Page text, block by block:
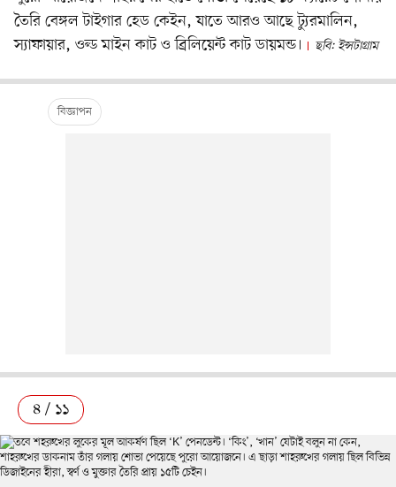
তৈরি বেঙ্গল টাইগার হেড কেইন, যাতে আরও আছে ট্যুরমালিন,
স্যাফায়ার, ওল্ড মাইন কাট ও ব্রিলিয়েন্ট কাট ডায়মন্ড।
ছবি: ইন্সটাগ্রাম
৪ / ১১